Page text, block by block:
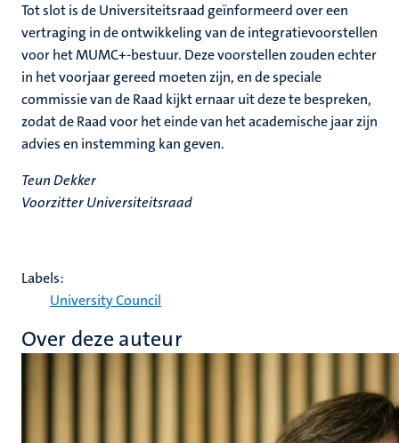
Tot slot is de Universiteitsraad geïnformeerd over een
vertraging in de ontwikkeling van de integratievoorstellen
voor het MUMC+-bestuur. Deze voorstellen zouden echter
in het voorjaar gereed moeten zijn, en de speciale
commissie van de Raad kijkt ernaar uit deze te bespreken,
zodat de Raad voor het einde van het academische jaar zijn
advies en instemming kan geven.
Teun Dekker
Voorzitter Universiteitsraad
Labels:
University Council
Over deze auteur